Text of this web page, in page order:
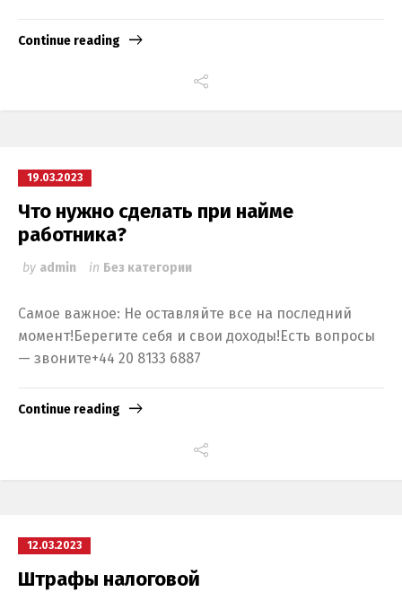
Continue reading
19.03.2023
Что нужно сделать при найме
работника?
by admin in Без категории
Самое важное: Не оставляйте все на последний
момент!Берегите себя и свои доходы!Есть вопросы
— звоните+44 20 8133 6887
Continue reading
12.03.2023
Штрафы налоговой